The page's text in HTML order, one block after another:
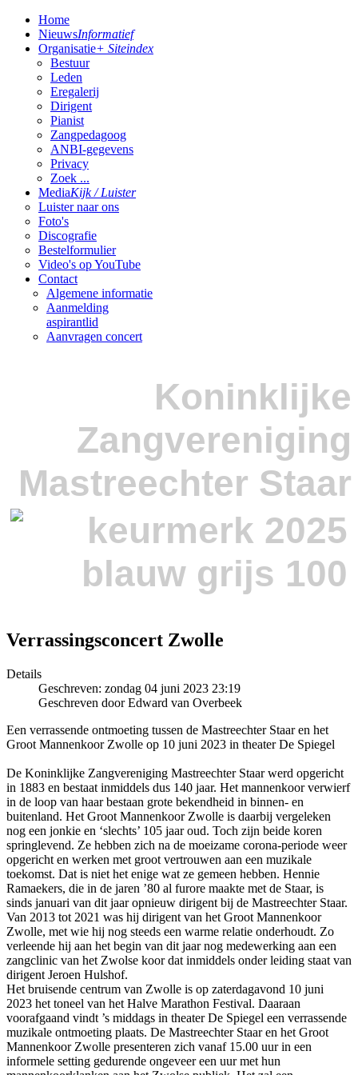
Home
NieuwsInformatief
Organisatie+ Siteindex
Bestuur
Leden
Eregalerij
Dirigent
Pianist
Zangpedagoog
ANBI-gegevens
Privacy
Zoek ...
MediaKijk / Luister
Luister naar ons
Foto's
Discografie
Bestelformulier
Video's op YouTube
Contact
Algemene informatie
Aanmelding
aspirantlid
Aanvragen concert
Koninklijke
Zangvereniging
Mastreechter Staar
Verrassingsconcert Zwolle
Details
Geschreven: zondag 04 juni 2023 23:19
Geschreven door Edward van Overbeek
Een verrassende ontmoeting tussen de Mastreechter Staar en het
Groot Mannenkoor Zwolle op 10 juni 2023 in theater De Spiegel
De Koninklijke Zangvereniging Mastreechter Staar werd opgericht
in 1883 en bestaat inmiddels dus 140 jaar. Het mannenkoor verwierf
in de loop van haar bestaan grote bekendheid in binnen- en
buitenland. Het Groot Mannenkoor Zwolle is daarbij vergeleken
nog een jonkie en ‘slechts’ 105 jaar oud. Toch zijn beide koren
springlevend. Ze hebben zich na de moeizame corona-periode weer
opgericht en werken met groot vertrouwen aan een muzikale
toekomst. Dat is niet het enige wat ze gemeen hebben. Hennie
Ramaekers, die in de jaren ’80 al furore maakte met de Staar, is
sinds januari van dit jaar opnieuw dirigent bij de Mastreechter Staar.
Van 2013 tot 2021 was hij dirigent van het Groot Mannenkoor
Zwolle, met wie hij nog steeds een warme relatie onderhoudt. Zo
verleende hij aan het begin van dit jaar nog medewerking aan een
zangclinic van het Zwolse koor dat inmiddels onder leiding staat van
dirigent Jeroen Hulshof.
Het bruisende centrum van Zwolle is op zaterdagavond 10 juni
2023 het toneel van het Halve Marathon Festival. Daaraan
voorafgaand vindt ’s middags in theater De Spiegel een verrassende
muzikale ontmoeting plaats. De Mastreechter Staar en het Groot
Mannenkoor Zwolle presenteren zich vanaf 15.00 uur in een
informele setting gedurende ongeveer een uur met hun